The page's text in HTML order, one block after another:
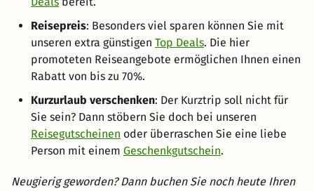
Reisepreis: Besonders viel sparen können Sie mit
unseren extra günstigen Top Deals. Die hier
promoteten Reiseangebote ermöglichen Ihnen einen
Rabatt von bis zu 70%.
Kurzurlaub verschenken: Der Kurztrip soll nicht für
Sie sein? Dann stöbern Sie doch bei unseren
Reisegutscheinen oder überraschen Sie eine liebe
Person mit einem Geschenkgutschein.
Neugierig geworden? Dann buchen Sie noch heute Ihren